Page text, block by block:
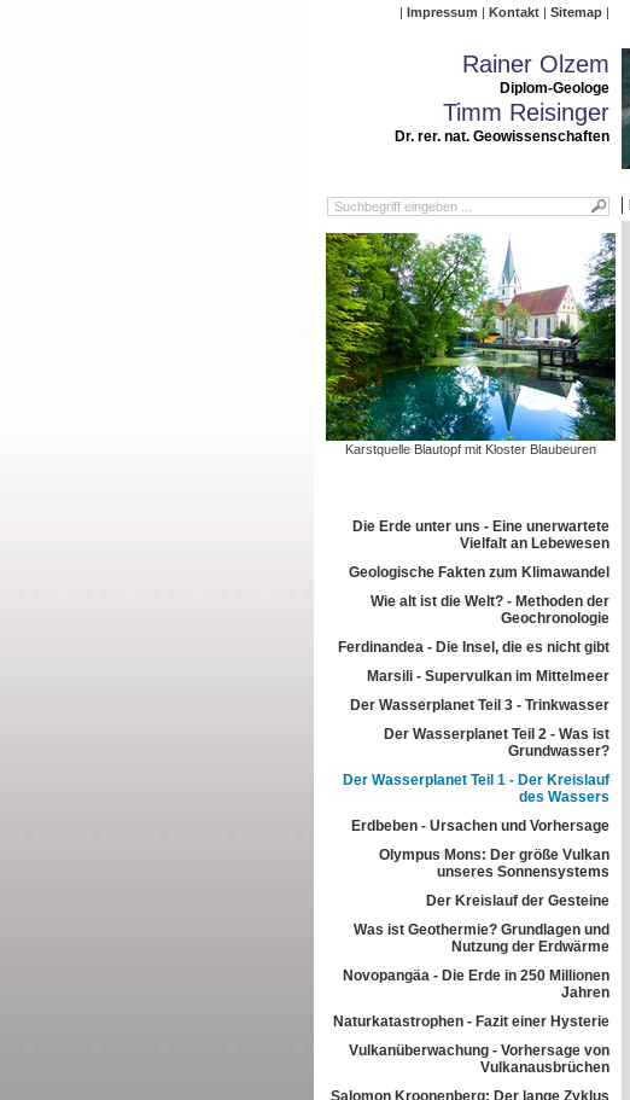
Impressum Kontakt Sitemap
Rainer Olzem
Diplom-Geologe
Timm Reisinger
Dr. rer. nat. Geowissenschaften
Karstquelle Blautopf mit Kloster Blaubeuren
Die Erde unter uns - Eine unerwartete
Vielfalt an Lebewesen
Geologische Fakten zum Klimawandel
Wie alt ist die Welt? - Methoden der
Geochronologie
Ferdinandea - Die Insel, die es nicht gibt
Marsili - Supervulkan im Mittelmeer
Der Wasserplanet Teil 3 - Trinkwasser
Der Wasserplanet Teil 2 - Was ist
Grundwasser?
Der Wasserplanet Teil 1 - Der Kreislauf
des Wassers
Erdbeben - Ursachen und Vorhersage
Olympus Mons: Der größe Vulkan
unseres Sonnensystems
Der Kreislauf der Gesteine
Was ist Geothermie? Grundlagen und
Nutzung der Erdwärme
Novopangäa - Die Erde in 250 Millionen
Jahren
Naturkatastrophen - Fazit einer Hysterie
Vulkanüberwachung - Vorhersage von
Vulkanausbrüchen
Salomon Kroonenberg: Der lange Zyklus